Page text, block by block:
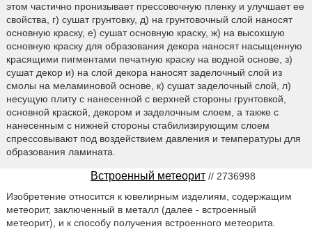
этом частично пронизывает прессовочную пленку и улучшает ее
свойства, г) сушат грунтовку, д) на грунтовочный слой наносят
основную краску, е) сушат основную краску, ж) на высохшую
основную краску для образования декора наносят насыщенную
красящими пигментами печатную краску на водной основе, з)
сушат декор и) на слой декора наносят заделочный слой из
смолы на меламиновой основе, к) сушат заделочный слой, л)
несущую плиту с нанесенной с верхней стороны грунтовкой,
основной краской, декором и заделочным слоем, а также с
нанесенным с нижней стороны стабилизирующим слоем
спрессовывают под воздействием давления и температуры для
образования ламината.
Встроенный метеорит // 2736998
Изобретение относится к ювелирным изделиям, содержащим
метеорит, заключенный в металл (далее - встроенный
метеорит), и к способу получения встроенного метеорита.